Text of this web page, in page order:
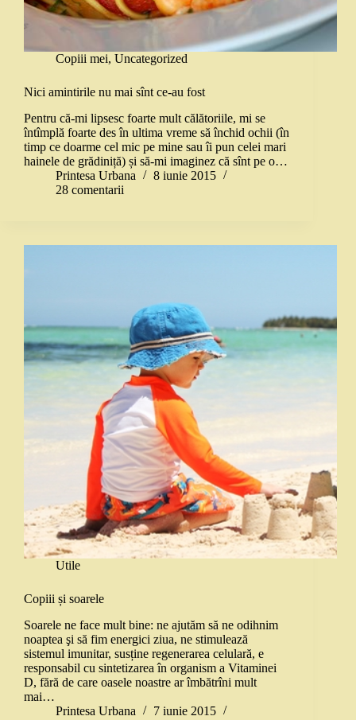
Copiii mei, Uncategorized
Nici amintirile nu mai sînt ce-au fost
Pentru că-mi lipsesc foarte mult călătoriile, mi se
întîmplă foarte des în ultima vreme să închid ochii (în
timp ce doarme cel mic pe mine sau îi pun celei mari
hainele de grădiniță) și să-mi imaginez că sînt pe o…
Printesa Urbana
8 iunie 2015
28 comentarii
Utile
Copiii și soarele
Soarele ne face mult bine: ne ajutăm să ne odihnim
noaptea şi să fim energici ziua, ne stimulează
sistemul imunitar, susține regenerarea celulară, e
responsabil cu sintetizarea în organism a Vitaminei
D, fără de care oasele noastre ar îmbătrîni mult
mai…
Printesa Urbana
7 iunie 2015